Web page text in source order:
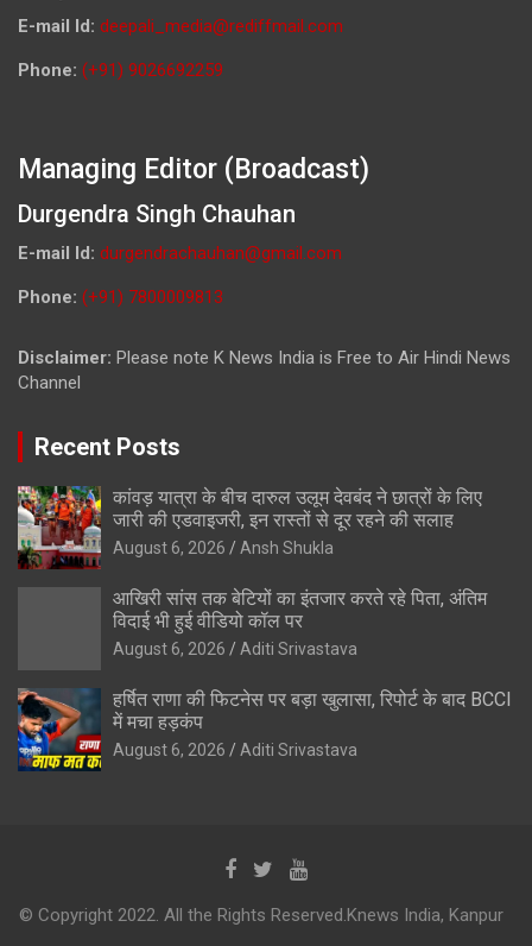
E-mail Id: deepali_media@rediffmail.com
Phone: (+91) 9026692259
Managing Editor (Broadcast)
Durgendra Singh Chauhan
E-mail Id: durgendrachauhan@gmail.com
Phone: (+91) 7800009813
Disclaimer: Please note K News India is Free to Air Hindi News
Channel
Recent Posts
कांवड़ यात्रा के बीच दारुल उलूम देवबंद ने छात्रों के लिए
जारी की एडवाइजरी, इन रास्तों से दूर रहने की सलाह
August 6, 2026 Ansh Shukla
आखिरी सांस तक बेटियों का इंतजार करते रहे पिता, अंतिम
विदाई भी हुई वीडियो कॉल पर
August 6, 2026 Aditi Srivastava
हर्षित राणा की फिटनेस पर बड़ा खुलासा, रिपोर्ट के बाद BCCI
में मचा हड़कंप
August 6, 2026 Aditi Srivastava
© Copyright 2022. All the Rights Reserved.Knews India, Kanpur